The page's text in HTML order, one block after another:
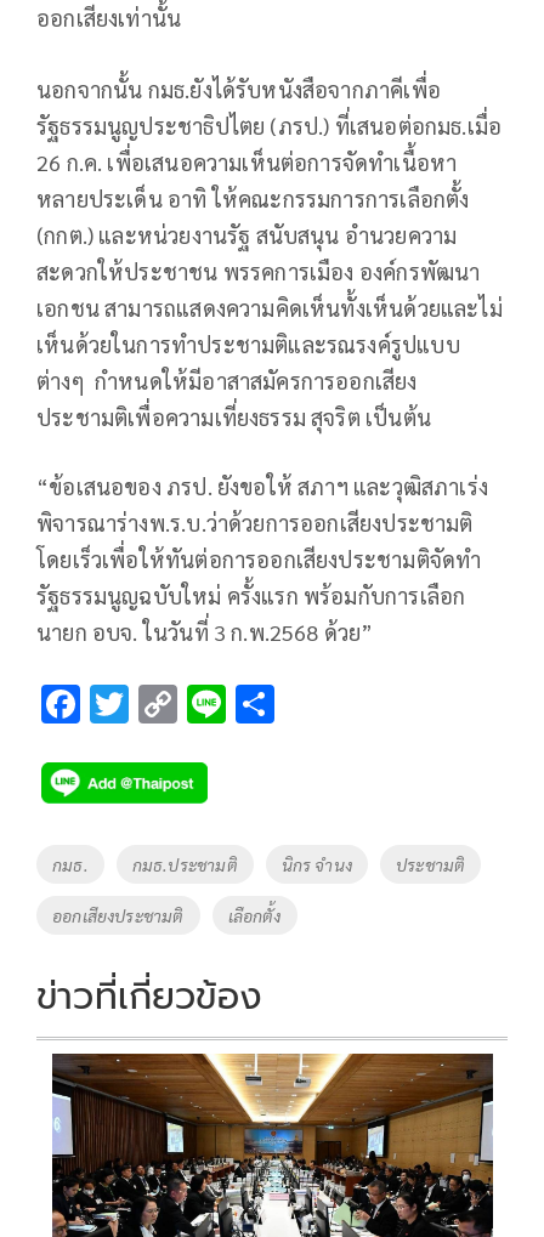
ออกเสียงเท่านั้น
นอกจากนั้น กมธ.ยังได้รับหนังสือจากภาคีเพื่อ
รัฐธรรมนูญประชาธิปไตย (ภรป.) ที่เสนอต่อกมธ.เมื่อ
26 ก.ค. เพื่อเสนอความเห็นต่อการจัดทำเนื้อหา
หลายประเด็น อาทิ ให้คณะกรรมการการเลือกตั้ง
(กกต.) และหน่วยงานรัฐ สนับสนุน อำนวยความ
สะดวกให้ประชาชน พรรคการเมือง องค์กรพัฒนา
เอกชน สามารถแสดงความคิดเห็นทั้งเห็นด้วยและไม่
เห็นด้วยในการทำประชามติและรณรงค์รูปแบบ
ต่างๆ กำหนดให้มีอาสาสมัครการออกเสียง
ประชามติเพื่อความเที่ยงธรรม สุจริต เป็นต้น
“ข้อเสนอของ ภรป. ยังขอให้ สภาฯ และวุฒิสภาเร่ง
พิจารณาร่างพ.ร.บ.ว่าด้วยการออกเสียงประชามติ
โดยเร็วเพื่อให้ทันต่อการออกเสียงประชามติจัดทำ
รัฐธรรมนูญฉบับใหม่ ครั้งแรก พร้อมกับการเลือก
นายก อบจ. ในวันที่ 3 ก.พ.2568 ด้วย”
F
e
b
o
o
k
T
tt
er
C
p
y
Li
n
k
Li
Tags
กมธ. กมธ.ประชามติ นิกร จำนง ประชามติ
ออกเสียงประชามติ เลือกตั้ง
ข่าวที่เกี่ยวข้อง